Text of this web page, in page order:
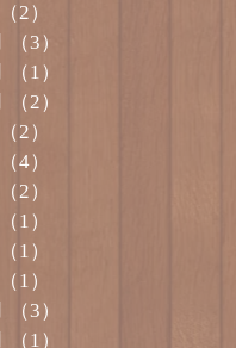
（2）
（3）
（1）
（2）
（2）
（4）
（2）
（1）
（1）
（1）
（3）
（1）